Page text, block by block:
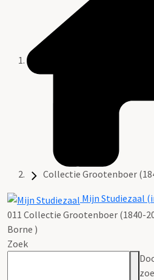
Collectie Grootenboer
Mijn Studiezaal
011 Collectie Grootenboer (1840-
Borne )
Zoek